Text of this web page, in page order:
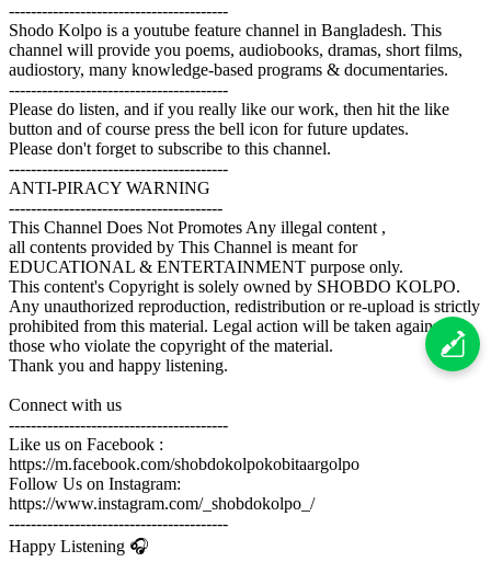
----------------------------------------
Shodo Kolpo is a youtube feature channel in Bangladesh. This
channel will provide you poems, audiobooks, dramas, short films,
audiostory, many knowledge-based programs & documentaries.
----------------------------------------
Please do listen, and if you really like our work, then hit the like
button and of course press the bell icon for future updates.
Please don't forget to subscribe to this channel.
----------------------------------------
ANTI-PIRACY WARNING
---------------------------------------
This Channel Does Not Promotes Any illegal content ,
all contents provided by This Channel is meant for
EDUCATIONAL & ENTERTAINMENT purpose only.
This content's Copyright is solely owned by SHOBDO KOLPO.
Any unauthorized reproduction, redistribution or re-upload is strictly
prohibited from this material. Legal action will be taken against
those who violate the copyright of the material.
Thank you and happy listening.
Connect with us
----------------------------------------
Like us on Facebook :
https://m.facebook.com/shobdokolpokobitaargolpo
Follow Us on Instagram:
https://www.instagram.com/_shobdokolpo_/
----------------------------------------
Happy Listening 🎧